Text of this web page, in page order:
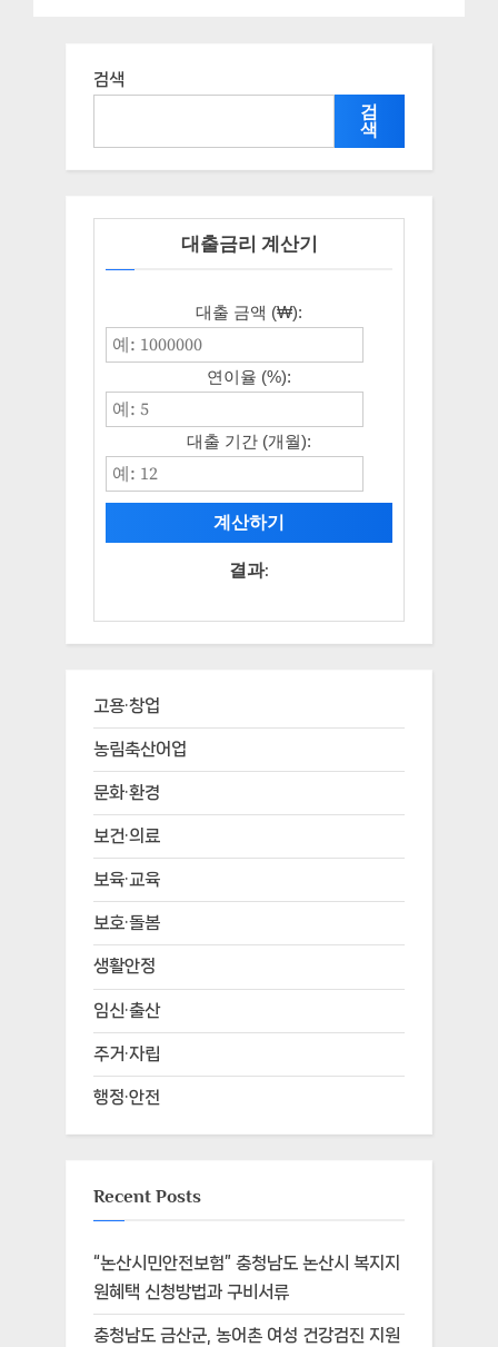
검색
검
색
대출금리 계산기
대출 금액 (₩):
연이율 (%):
대출 기간 (개월):
계산하기
결과:
고용·창업
농림축산어업
문화·환경
보건·의료
보육·교육
보호·돌봄
생활안정
임신·출산
주거·자립
행정·안전
Recent Posts
“논산시민안전보험” 충청남도 논산시 복지지
원혜택 신청방법과 구비서류
충청남도 금산군, 농어촌 여성 건강검진 지원